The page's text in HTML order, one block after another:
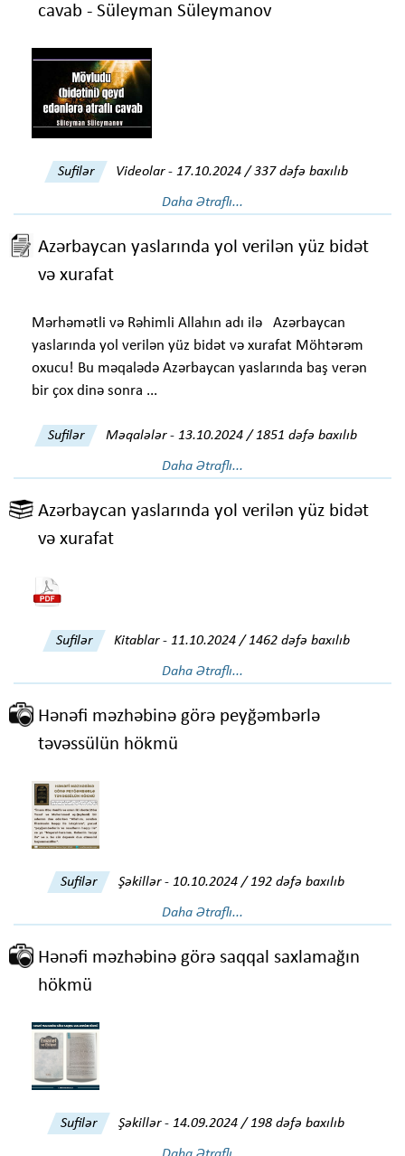
cavab - Süleyman Süleymanov
Sufilər Videolar- 17.10.2024 / 337 dəfə baxılıb
Daha Ətraflı...
Azərbaycan yaslarında yol verilən yüz bidət
və xurafat
Mərhəmətli və Rəhimli Allahın adı ilə Azərbaycan
yaslarında yol verilən yüz bidət və xurafat Möhtərəm
oxucu! Bu məqalədə Azərbaycan yaslarında baş verən
bir çox dinə sonra ...
Sufilər Məqalələr- 13.10.2024 / 1851 dəfə baxılıb
Daha Ətraflı...
Azərbaycan yaslarında yol verilən yüz bidət
və xurafat
Sufilər Kitablar- 11.10.2024 / 1462 dəfə baxılıb
Daha Ətraflı...
Hənəfi məzhəbinə görə peyğəmbərlə
təvəssülün hökmü
Sufilər Şəkillər- 10.10.2024 / 192 dəfə baxılıb
Daha Ətraflı...
Hənəfi məzhəbinə görə saqqal saxlamağın
hökmü
Sufilər Şəkillər- 14.09.2024 / 198 dəfə baxılıb